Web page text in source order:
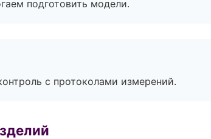
подготовить модели.
с протоколами измерений.